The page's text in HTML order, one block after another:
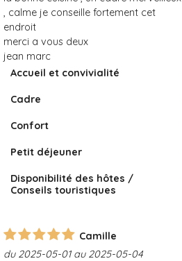
, calme je conseille fortement cet
endroit
merci a vous deux
jean marc
Accueil et convivialité
Cadre
Confort
Petit déjeuner
Disponibilité des hôtes /
Conseils touristiques
Camille
du 2025-05-01 au 2025-05-04